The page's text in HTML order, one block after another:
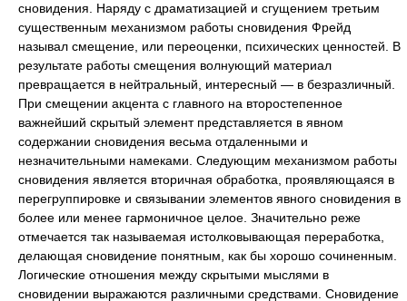
сновидения. Наряду с драматизацией и сгущением третьим
существенным механизмом работы сновидения Фрейд
называл смещение, или переоценки, психических ценностей. В
результате работы смещения волнующий материал
превращается в нейтральный, интересный — в безразличный.
При смещении акцента с главного на второстепенное
важнейший скрытый элемент представляется в явном
содержании сновидения весьма отдаленными и
незначительными намеками. Следующим механизмом работы
сновидения является вторичная обработка, проявляющаяся в
перегруппировке и связывании элементов явного сновидения в
более или менее гармоничное целое. Значительно реже
отмечается так называемая истолковывающая переработка,
делающая сновидение понятным, как бы хорошо сочиненным.
Логические отношения между скрытыми мыслями в
сновидении выражаются различными средствами. Сновидение